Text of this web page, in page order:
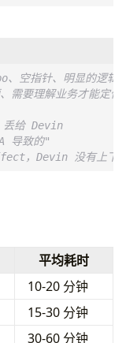
空指针、明显的逻辑
需要理解业务才能定位
丢给 Devin
导致的"
，Devin 没有上下
平均耗时
10-20 分钟
15-30 分钟
30-60 分钟